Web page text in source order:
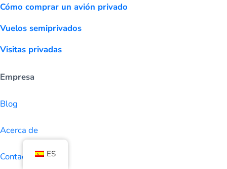
Cómo comprar un avión privado
Vuelos semiprivados
Visitas privadas
Empresa
Blog
Acerca de
Contacte conES